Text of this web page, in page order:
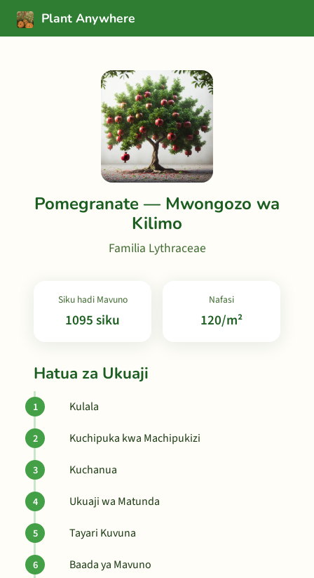
Plant Anywhere
Pomegranate — Mwongozo wa
Kilimo
Familia Lythraceae
Siku hadi Mavuno
1095 siku
Nafasi
120/m²
Hatua za Ukuaji
Kulala
Kuchipuka kwa Machipukizi
Kuchanua
Ukuaji wa Matunda
Tayari Kuvuna
Baada ya Mavuno